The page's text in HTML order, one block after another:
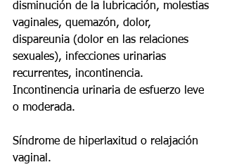
disminución de la lubricación, molestias
vaginales, quemazón, dolor,
dispareunia (dolor en las relaciones
sexuales), infecciones urinarias
recurrentes, incontinencia.
Incontinencia urinaria de esfuerzo leve
o moderada.
Síndrome de hiperlaxitud o relajación
vaginal.